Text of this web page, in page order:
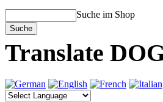
Suche im Shop
Translate